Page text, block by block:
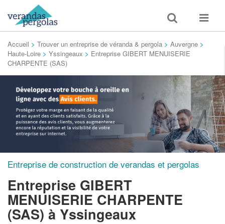
Toggle
search
Toggle
Accueil > Trouver un entreprise de véranda & pergola > Auvergne >
Haute-Loire > Yssingeaux > Entreprise GIBERT MENUISERIE
CHARPENTE (SAS)
Entreprise de construction de verandas et pergolas
Entreprise GIBERT
MENUISERIE CHARPENTE
(SAS) à Yssingeaux